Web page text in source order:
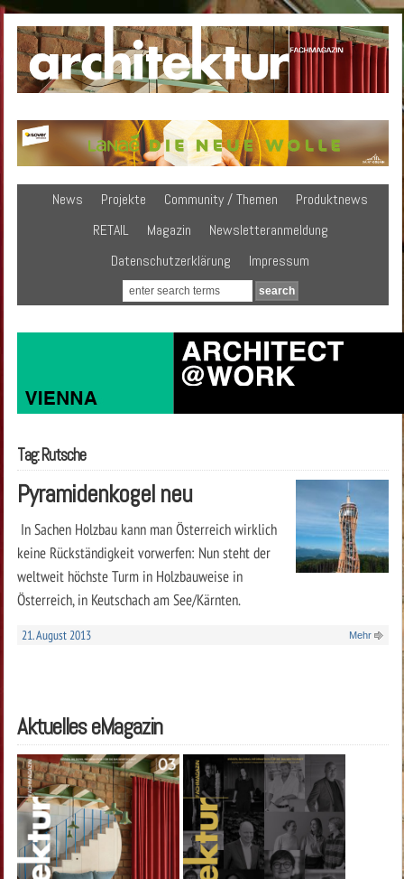
News Projekte Community / Themen
Produktnews
RETAIL
Magazin
Newsletteranmeldung
Datenschutzerklärung
Impressum
Tag: Rutsche
Pyramidenkogel neu
In Sachen Holzbau kann man Österreich wirklich
keine Rückständigkeit vorwerfen: Nun steht der
weltweit höchste Turm in Holzbauweise in
Österreich, in Keutschach am See/Kärnten.
21. August 2013 Mehr
Aktuelles eMagazin